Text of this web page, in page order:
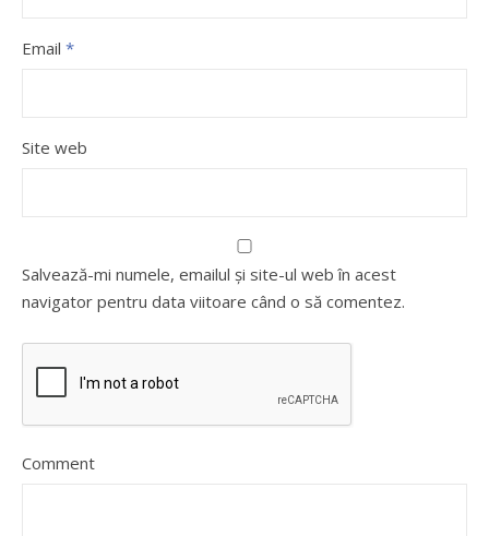
Email *
Site web
Salvează-mi numele, emailul și site-ul web în acest
navigator pentru data viitoare când o să comentez.
Comment